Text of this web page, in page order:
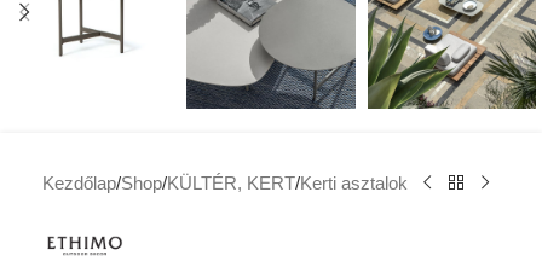
Kezdőlap/Shop/KÜLTÉR, KERT/Kerti asztalok